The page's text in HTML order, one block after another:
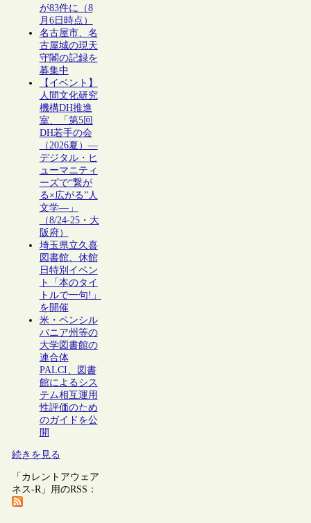
が83件に（8
月6日時点）
名古屋市、名
古屋城の現天
守閣の記録を
募集中
【イベント】
人間文化研究
機構DH推進
室、「第5回
DH若手の会
（2026夏）―
デジタル・ヒ
ューマニティ
ーズで“繋が
る×広がる”人
文学―」
（8/24-25・大
阪府）
埼玉県立久喜
図書館、休館
日特別イベン
ト「本のタイ
トルで一句!」
を開催
米・ペンシル
バニア州等の
大学図書館の
連合体
PALCI、図書
館によるシス
テム相互運用
性評価のため
のガイドを公
開
続きを見る
「カレントアウェア
ネス-R」用のRSS：